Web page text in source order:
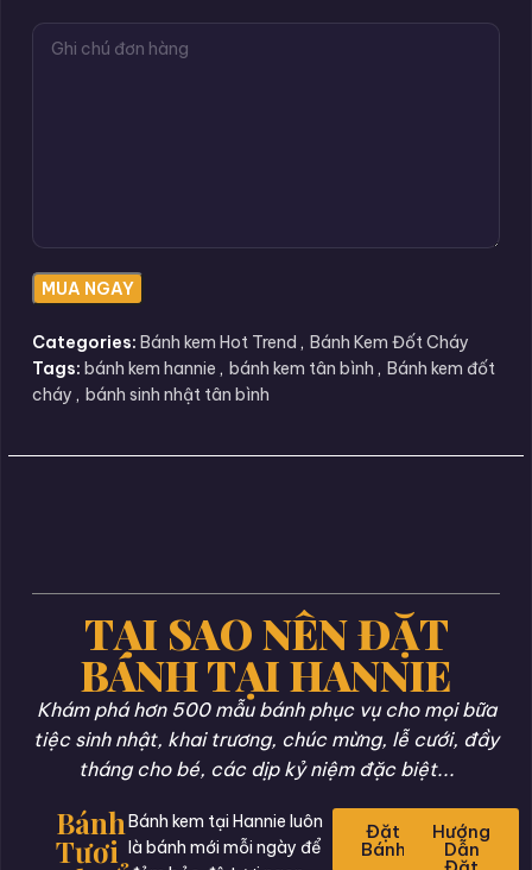
Categories: Bánh kem Hot Trend , Bánh Kem Đốt Cháy
Tags: bánh kem hannie , bánh kem tân bình , Bánh kem đốt
cháy , bánh sinh nhật tân bình
TẠI SAO NÊN ĐẶT
BÁNH TẠI HANNIE
Khám phá hơn 500 mẫu bánh phục vụ cho mọi bữa
tiệc sinh nhật, khai trương, chúc mừng, lễ cưới, đầy
tháng cho bé, các dịp kỷ niệm đặc biệt...
Bánh
Tươi
Bánh kem tại Hannie luôn
là bánh mới mỗi ngày để
Đặt
Bánh
Hướng
Dẫn